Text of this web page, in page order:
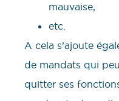
mauvaise,
etc.
A cela s’ajoute
de mandats qui
quitter ses